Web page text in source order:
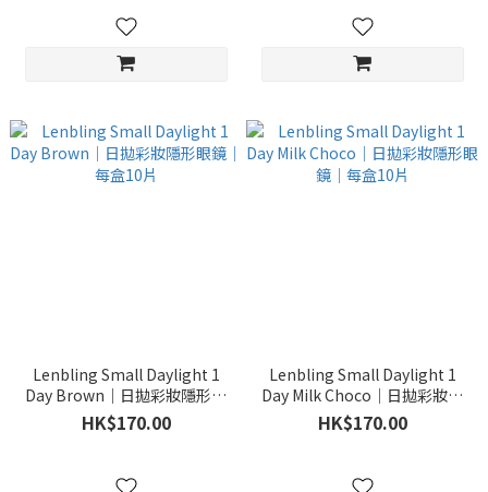
Lenbling Small Daylight 1
Day Brown｜日拋彩妝隱形眼
鏡｜每盒10片
HK$170.00
Lenbling Small Daylight 1
Day Milk Choco｜日拋彩妝隱
形眼鏡｜每盒10片
HK$170.00